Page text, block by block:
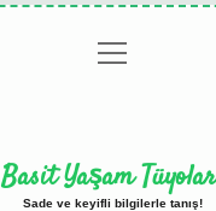
menüyü
aç
Basit Yaşam
Sade ve keyifli bilgilerle tanış!